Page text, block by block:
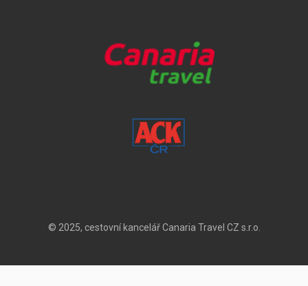
© 2025, cestovní kancelář Canaria Travel CZ s.r.o.